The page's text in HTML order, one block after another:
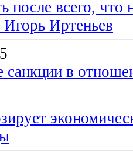
всего, что
Иртеньев
в